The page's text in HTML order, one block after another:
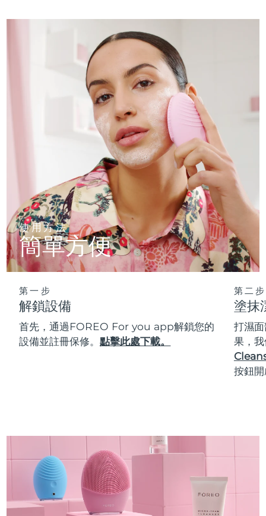
使用方法
簡單方便
第一步
解鎖設備
首先，通過FOREO For you app解鎖您的
設備並註冊保修。點擊此處下載。
第二步
塗抹
打濕
果，
按鈕